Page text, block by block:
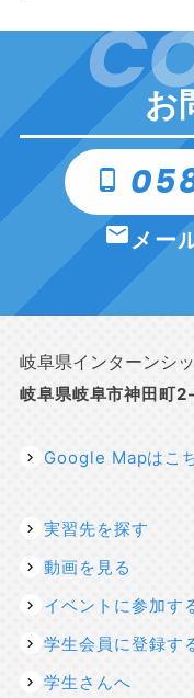
お
phone_android
emailメー
岐阜県インターンシ
岐阜県岐阜市神田町
Google Mapはこ
実習先を探す
動画を見る
イベントに参加す
学生会員に登録す
学生さんへ